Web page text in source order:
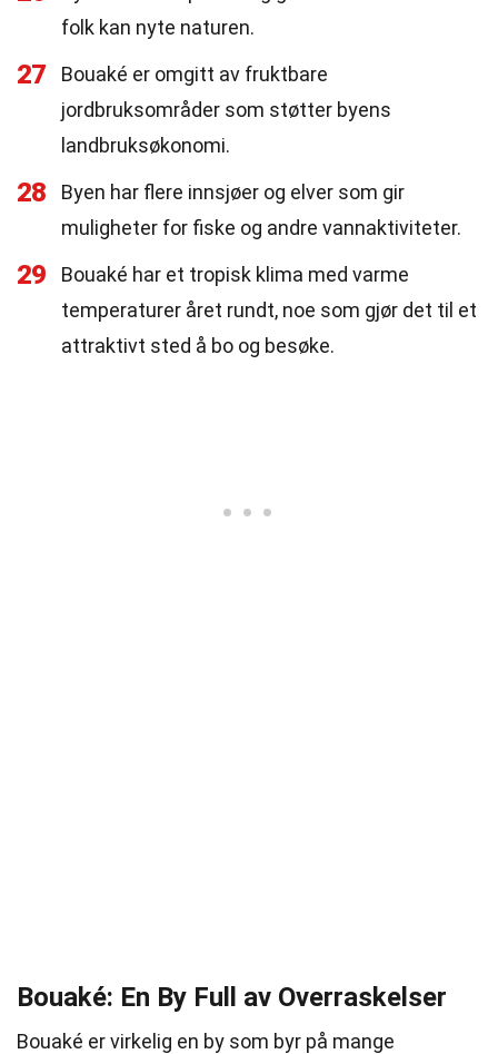
folk kan nyte naturen.
27
Bouaké er omgitt av fruktbare
jordbruksområder som støtter byens
landbruksøkonomi.
28
Byen har flere innsjøer og elver som gir
muligheter for fiske og andre vannaktiviteter.
29
Bouaké har et tropisk klima med varme
temperaturer året rundt, noe som gjør det til et
attraktivt sted å bo og besøke.
Bouaké: En By Full av Overraskelser
Bouaké er virkelig en by som byr på mange